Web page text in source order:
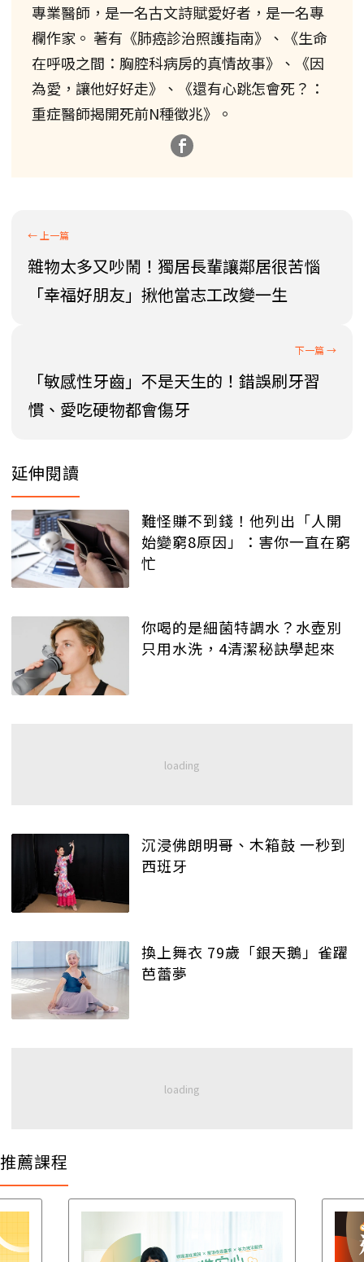
專業醫師，是一名古文詩賦愛好者，是一名專
欄作家。 著有《肺癌診治照護指南》、《生命
在呼吸之間：胸腔科病房的真情故事》、《因
為愛，讓他好好走》、《還有心跳怎會死？：
重症醫師揭開死前N種徵兆》。
雜物太多又吵鬧！獨居長輩讓鄰居很苦惱
「幸福好朋友」揪他當志工改變一生
「敏感性牙齒」不是天生的！錯誤刷牙習
慣、愛吃硬物都會傷牙
延伸閱讀
難怪賺不到錢！他列出「人開
始變窮8原因」：害你一直在窮
忙
你喝的是細菌特調水？水壺別
只用水洗，4清潔秘訣學起來
沉浸佛朗明哥、木箱鼓 一秒到
西班牙
換上舞衣 79歲「銀天鵝」雀躍
芭蕾夢
推薦課程